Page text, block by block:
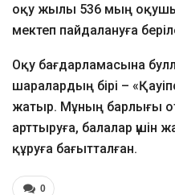
оқу жылы 536 мың
мектеп пайдалануға
Оқу бағдарламасына
шаралардың бірі –
жатыр. Мұның барлығы
арттыруға, балалар үшін
құруға бағытталған.
0